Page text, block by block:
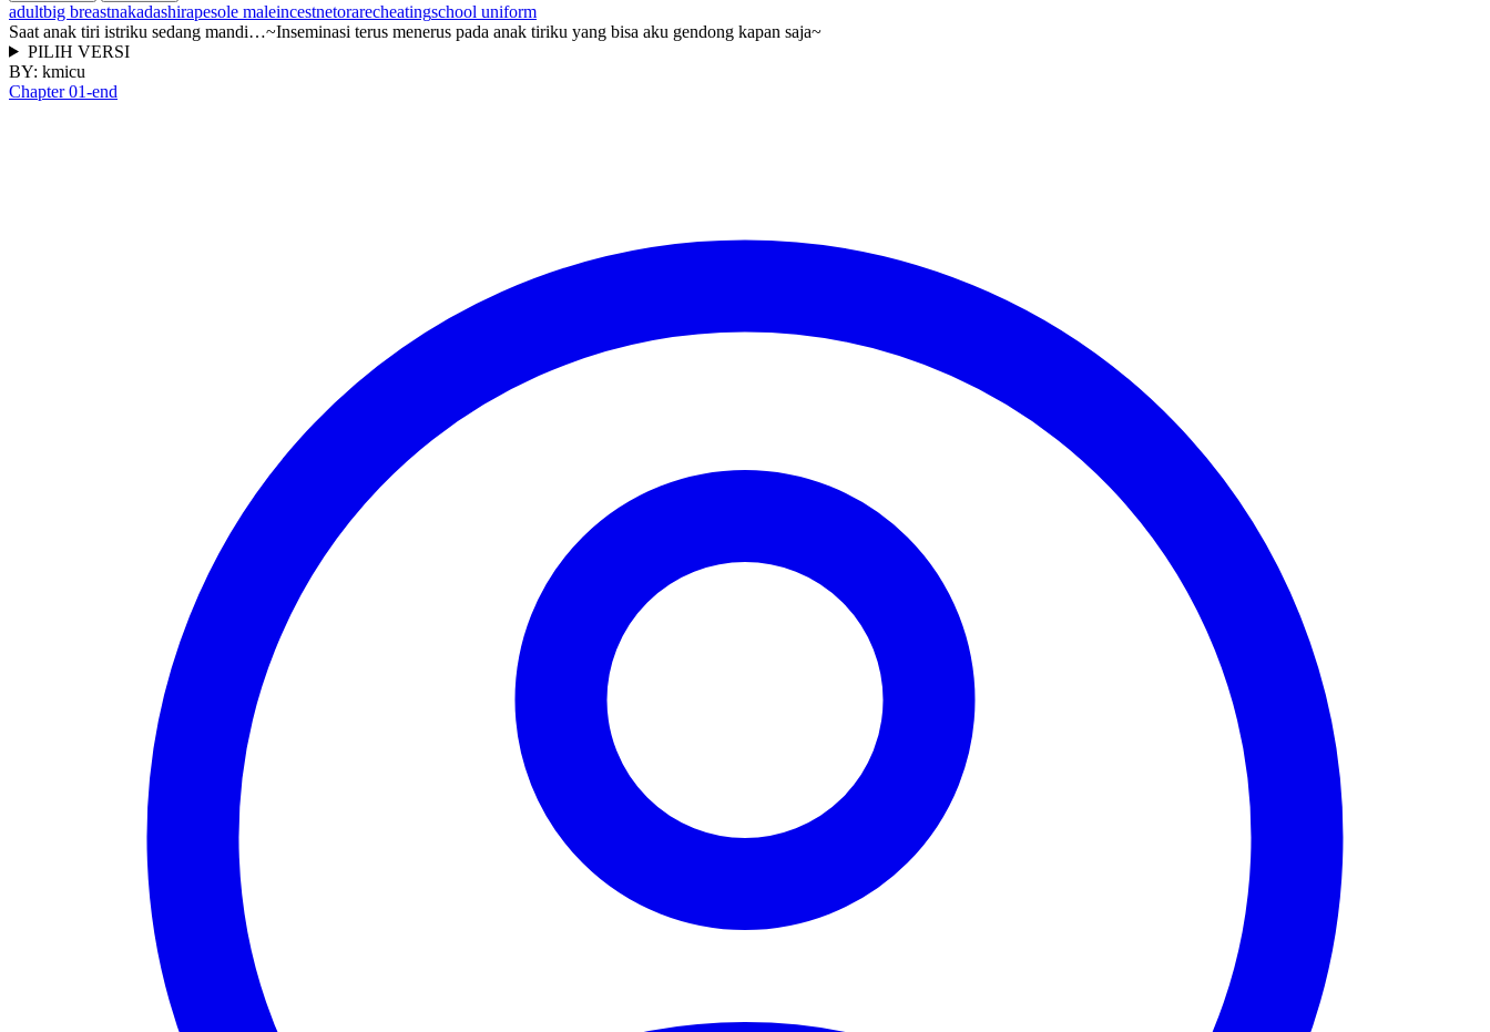
adultbig breastnakadashirapesole maleincestnetorarecheatingschool uniform
Saat anak tiri istriku sedang mandi…~Inseminasi terus menerus pada anak tiriku yang bisa aku gendong kapan saja~
PILIH VERSI
BY: kmicu
Chapter 01-end